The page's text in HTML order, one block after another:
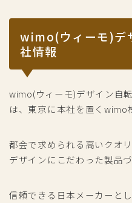
wimo(ウィーモ)デ
社情報
wimo(ウィーモ)デザイン自
は、東京に本社を置くwimo
都会で求められる高いクオ
デザインにこだわった製品
信頼できる日本メーカーと